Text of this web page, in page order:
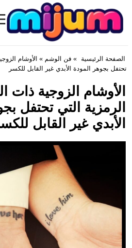
Mijum.com
الصفحة الرئيسية » فن الوشم » الأوشام
تحتفل بجوهر المودة الأبدي غير القابل للكسر
الأوشام الزوجية ذات
الرمزية التي تحتفل
الأبدي غير القابل